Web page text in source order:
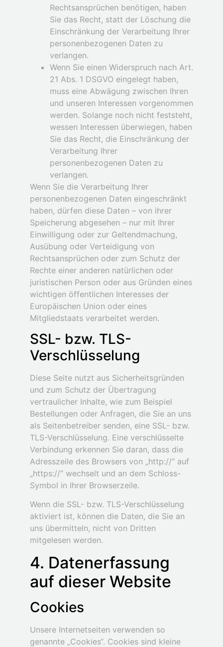
Rechtsansprüchen benötigen, haben
Sie das Recht, statt der Löschung die
Einschränkung der Verarbeitung Ihrer
personenbezogenen Daten zu
verlangen.
Wenn Sie einen Widerspruch nach Art.
21 Abs. 1 DSGVO eingelegt haben,
muss eine Abwägung zwischen Ihren
und unseren Interessen vorgenommen
werden. Solange noch nicht feststeht,
wessen Interessen überwiegen, haben
Sie das Recht, die Einschränkung der
Verarbeitung Ihrer
personenbezogenen Daten zu
verlangen.
Wenn Sie die Verarbeitung Ihrer
personenbezogenen Daten eingeschränkt
haben, dürfen diese Daten – von ihrer
Speicherung abgesehen – nur mit Ihrer
Einwilligung oder zur Geltendmachung,
Ausübung oder Verteidigung von
Rechtsansprüchen oder zum Schutz der
Rechte einer anderen natürlichen oder
juristischen Person oder aus Gründen eines
wichtigen öffentlichen Interesses der
Europäischen Union oder eines
Mitgliedstaats verarbeitet werden.
SSL- bzw. TLS-
Verschlüsselung
Diese Seite nutzt aus Sicherheitsgründen
und zum Schutz der Übertragung
vertraulicher Inhalte, wie zum Beispiel
Bestellungen oder Anfragen, die Sie an uns
als Seitenbetreiber senden, eine SSL- bzw.
TLS-Verschlüsselung. Eine verschlüsselte
Verbindung erkennen Sie daran, dass die
Adresszeile des Browsers von „http://“ auf
„https://“ wechselt und an dem Schloss-
Symbol in Ihrer Browserzeile.
Wenn die SSL- bzw. TLS-Verschlüsselung
aktiviert ist, können die Daten, die Sie an
uns übermitteln, nicht von Dritten
mitgelesen werden.
4. Datenerfassung
auf dieser Website
Cookies
Unsere Internetseiten verwenden so
genannte „Cookies“. Cookies sind kleine